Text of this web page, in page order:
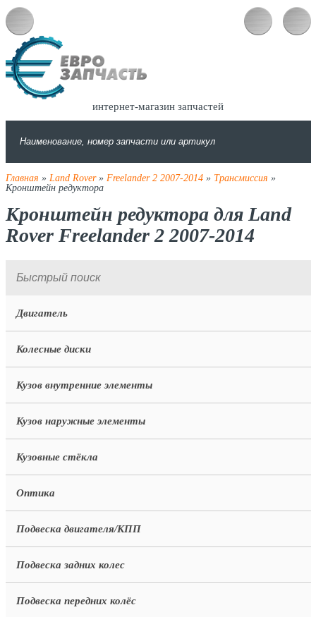
интернет-магазин запчастей
Главная » Land Rover» Freelander 2 2007-2014» Трансмиссия »
Кронштейн редуктора
Кронштейн редуктора для Land
Rover Freelander 2 2007-2014
Двигатель
Колесные диски
Кузов внутренние элементы
Кузов наружные элементы
Кузовные стёкла
Оптика
Подвеска двигателя/КПП
Подвеска задних колес
Подвеска передних колёс